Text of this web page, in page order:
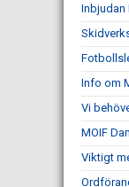
Inbjudan
Info om
Vi
MOIF
Viktigt